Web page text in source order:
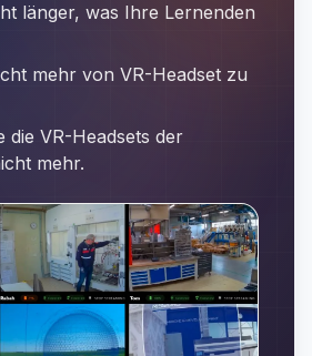
länger, was Ihre Lernenden
mehr von VR-Headset zu
die VR-Headsets der
mehr.